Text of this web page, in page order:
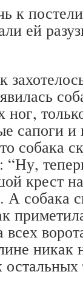
к
ей
ног,
сапоги и
собака
крест
А собака
никак